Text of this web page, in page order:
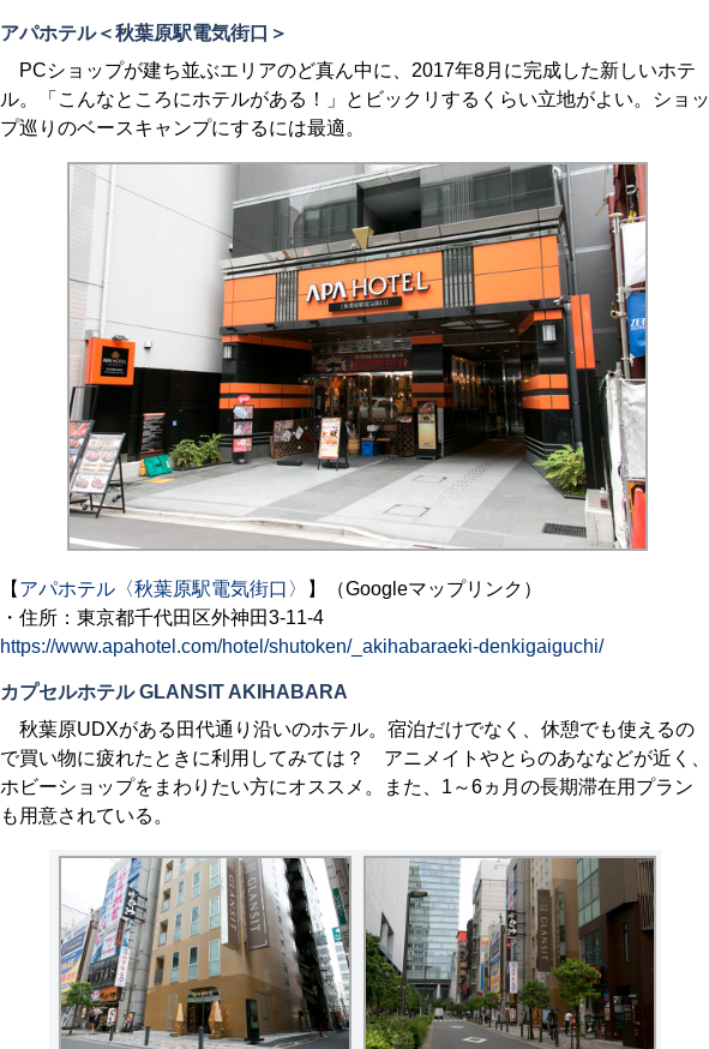
アパホテル＜秋葉原駅電気街口＞
PCショップが建ち並ぶエリアのど真ん中に、2017年8月に完成した新しいホテ
ル。「こんなところにホテルがある！」とビックリするくらい立地がよい。ショッ
プ巡りのベースキャンプにするには最適。
【 アパホテル〈秋葉原駅電気街口〉
】（Googleマップリンク）
・住所：東京都千代田区外神田3-11-4
https://www.apahotel.com/hotel/shutoken/_akihabaraeki-denkigaiguchi/
カプセルホテル GLANSIT AKIHABARA
秋葉原UDXがある田代通り沿いのホテル。宿泊だけでなく、休憩でも使えるの
で買い物に疲れたときに利用してみては？ アニメイトやとらのあななどが近く、
ホビーショップをまわりたい方にオススメ。また、1～6ヵ月の長期滞在用プラン
も用意されている。